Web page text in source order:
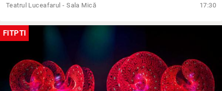
Teatrul Luceafarul - Sala Mică 17:30
FITPTI